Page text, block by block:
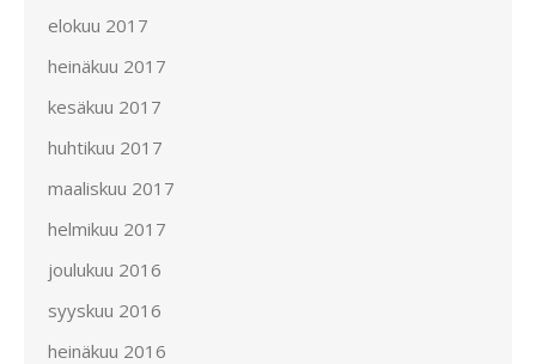
elokuu 2017
heinäkuu 2017
kesäkuu 2017
huhtikuu 2017
maaliskuu 2017
helmikuu 2017
joulukuu 2016
syyskuu 2016
heinäkuu 2016